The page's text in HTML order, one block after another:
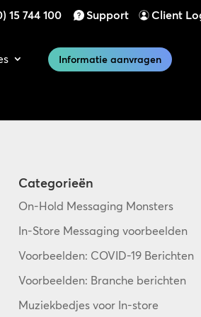
15 744 100 Support Client
Informatie aanvragen
Categorieën
On-Hold Messaging Monsters
In-Store Messaging voorbeelden
Voorbeelden: COVID-19 Berichten
Voorbeelden: Branche berichten
Muziekbedjes voor In-store